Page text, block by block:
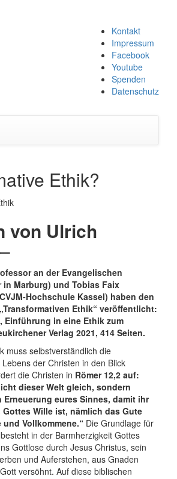
Kontakt
Impressum
Facebook
Youtube
Spenden
Datenschutz
Ethik?
von Ulrich
–
an der Evangelischen
in Marburg) und Tobias Faix
Hochschule Kassel) haben den
Ethik“ veröffentlicht:
Einführung in eine Ethik zum
Verlag 2021, 414 Seiten.
muss selbstverständlich die
der Christen in den Blick
die Christen in Römer 12,2 auf:
dieser Welt gleich, sondern
eures Sinnes, damit ihr
Wille ist, nämlich das Gute
Vollkommene.“ Die Grundlage für
in der Barmherzigkeit Gottes
Gottlose durch Jesus Christus, sein
und Auferstehen, aus Gnaden
versöhnt. Auf diese biblischen